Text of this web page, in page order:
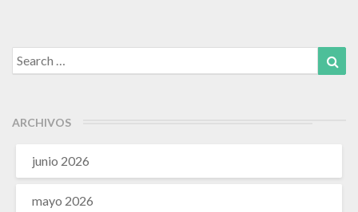
Search
for:
ARCHIVOS
junio 2026
mayo 2026